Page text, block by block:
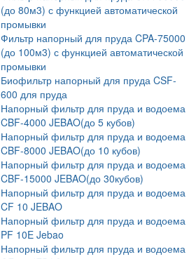
(до 80м3) с функцией автоматической
промывки
Фильтр напорный для пруда CPA-75000
(до 100м3) с функцией автоматической
промывки
Биофильтр напорный для пруда CSF-
600 для пруда
Напорный фильтр для пруда и водоема
CBF-4000 JEBAO(до 5 кубов)
Напорный фильтр для пруда и водоема
CBF-8000 JEBAO(до 10 кубов)
Напорный фильтр для пруда и водоема
CBF-15000 JEBAO(до 30кубов)
Напорный фильтр для пруда и водоема
CF 10 JEBAO
Напорный фильтр для пруда и водоема
PF 10E Jebao
Напорный фильтр для пруда и водоема